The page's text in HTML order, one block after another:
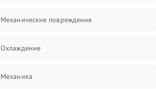
Механические повреждения
Охлаждение
Механика